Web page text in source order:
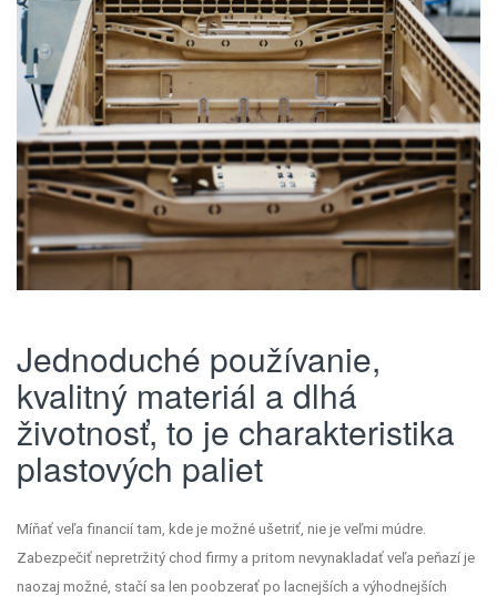
Jednoduché používanie,
kvalitný materiál a dlhá
životnosť, to je charakteristika
plastových paliet
Míňať veľa financií tam, kde je možné ušetriť, nie je veľmi múdre.
Zabezpečiť nepretržitý chod firmy a pritom nevynakladať veľa peňazí je
naozaj možné, stačí sa len poobzerať po lacnejších a výhodnejších